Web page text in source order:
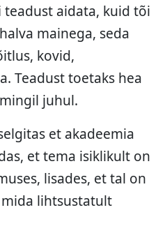
aidata, kuid tõi
mainega, seda
kovid,
Teadust toetaks hea
juhul.
et akadeemia
et tema isiklikult on
lisades, et tal on
lihtsustatult